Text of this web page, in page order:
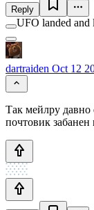
Reply
UFO landed and
dartraiden Oct 12
Так мейлру давно
почтовик забанен